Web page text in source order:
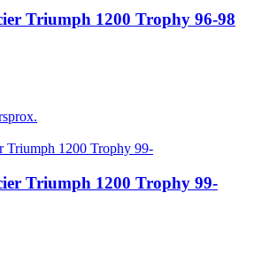
Triumph 1200 Trophy 96-98
Triumph 1200 Trophy 99-